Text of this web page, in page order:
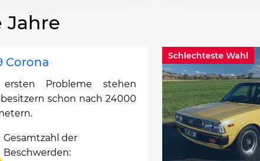
Jahre
Corona
Probleme stehen
schon nach 24000
Gesamtzahl der
Beschwerden:
Schlechteste Wahl